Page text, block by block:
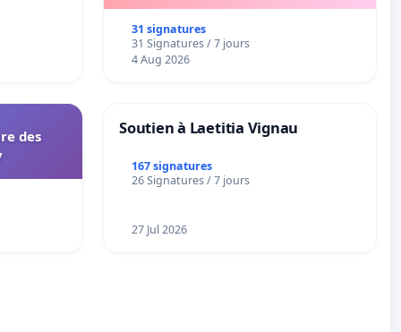
31 signatures
31 Signatures / 7 jours
4 Aug 2026
des
Soutien à Laetitia Vignau
167 signatures
26 Signatures / 7 jours
27 Jul 2026